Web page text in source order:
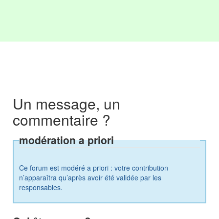
Un message, un
commentaire ?
modération a priori
Ce forum est modéré a priori : votre contribution
n’apparaîtra qu’après avoir été validée par les
responsables.